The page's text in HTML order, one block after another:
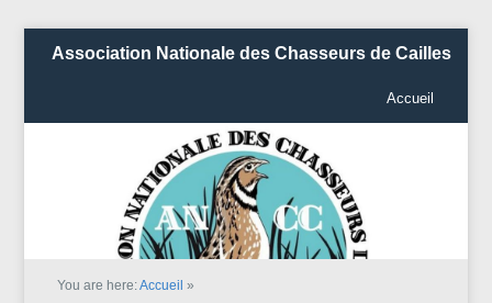
Association Nationale des Chasseurs de Cailles
Accueil
You are here:Accueil »